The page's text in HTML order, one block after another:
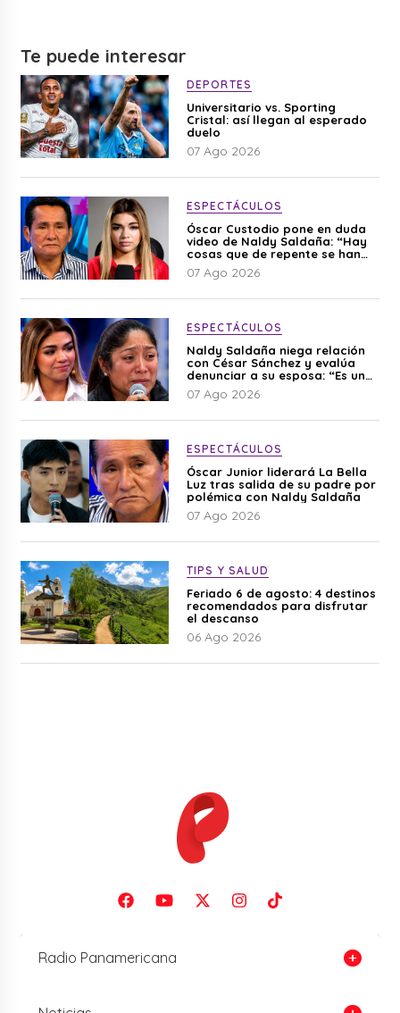
Te puede interesar
DEPORTES
Universitario vs. Sporting
Cristal: así llegan al esperado
duelo
07 Ago 2026
ESPECTÁCULOS
Óscar Custodio pone en duda
video de Naldy Saldaña: “Hay
cosas que de repente se han
editado”
07 Ago 2026
ESPECTÁCULOS
Naldy Saldaña niega relación
con César Sánchez y evalúa
denunciar a su esposa: “Es una
difamación”
07 Ago 2026
ESPECTÁCULOS
Óscar Junior liderará La Bella
Luz tras salida de su padre por
polémica con Naldy Saldaña
07 Ago 2026
TIPS Y SALUD
Feriado 6 de agosto: 4 destinos
recomendados para disfrutar
el descanso
06 Ago 2026
Radio Panamericana